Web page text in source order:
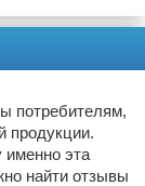
потребителям,
продукции.
именно эта
найти отзывы